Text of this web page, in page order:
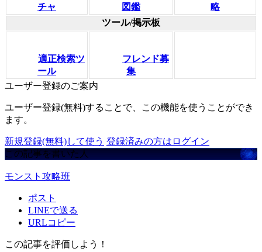
チャ
図鑑
略
ツール/掲示板
適正検索ツ
ール
フレンド募
集
ユーザー登録のご案内
ユーザー登録(無料)することで、この機能を使うことができ
ます。
新規登録(無料)して使う 登録済みの方はログイン
この記事を書いた人
モンスト攻略班
ポスト
LINEで送る
URLコピー
この記事を評価しよう！